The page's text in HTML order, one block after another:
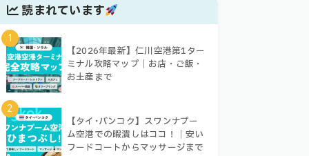
読まれています
1
【2026年最新】仁川空港第1ター
ミナル攻略マップ｜お店・ご飯・
お土産まで
2
【タイ･バンコク】スワンナプー
ム空港での暇潰しはココ！｜安い
フードコートからマッサージまで